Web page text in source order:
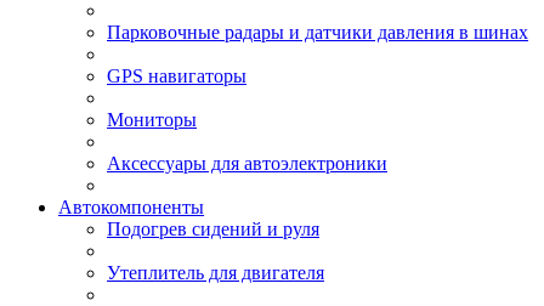
Парковочные радары и датчики давления в шинах
GPS навигаторы
Мониторы
Аксессуары для автоэлектроники
Автокомпоненты
Подогрев сидений и руля
Утеплитель для двигателя